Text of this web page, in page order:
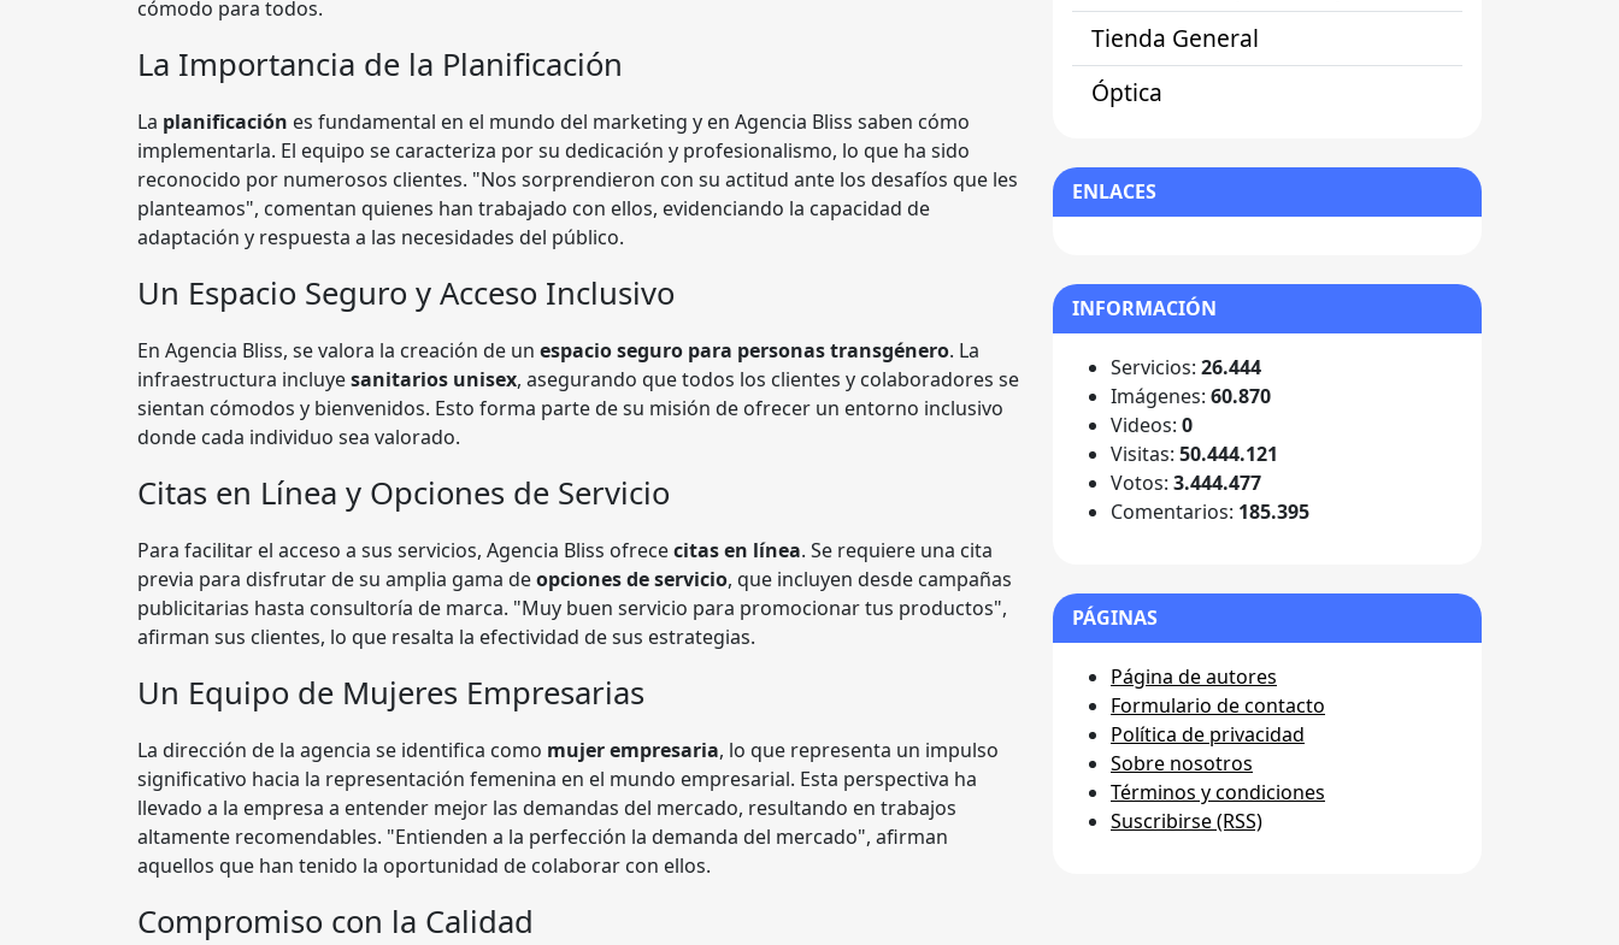
cómodo para todos.
La Importancia de la Planificación
La planificación es fundamental en el mundo del marketing y en Agencia Bliss saben cómo
implementarla. El equipo se caracteriza por su dedicación y profesionalismo, lo que ha sido
reconocido por numerosos clientes. "Nos sorprendieron con su actitud ante los desafíos que les
planteamos", comentan quienes han trabajado con ellos, evidenciando la capacidad de
adaptación y respuesta a las necesidades del público.
Un Espacio Seguro y Acceso Inclusivo
En Agencia Bliss, se valora la creación de un espacio seguro para personas transgénero. La
infraestructura incluyesanitarios unisex, asegurando que todos los clientes y colaboradores se
sientan cómodos y bienvenidos. Esto forma parte de su misión de ofrecer un entorno inclusivo
donde cada individuo sea valorado.
Citas en Línea y Opciones de Servicio
Para facilitar el acceso a sus servicios, Agencia Bliss ofrececitas en línea. Se requiere una cita
previa para disfrutar de su amplia gama deopciones de servicio, que incluyen desde campañas
publicitarias hasta consultoría de marca. "Muy buen servicio para promocionar tus productos",
afirman sus clientes, lo que resalta la efectividad de sus estrategias.
Un Equipo de Mujeres Empresarias
La dirección de la agencia se identifica como mujer empresaria, lo que representa un impulso
significativo hacia la representación femenina en el mundo empresarial. Esta perspectiva ha
llevado a la empresa a entender mejor las demandas del mercado, resultando en trabajos
altamente recomendables. "Entienden a la perfección la demanda del mercado", afirman
aquellos que han tenido la oportunidad de colaborar con ellos.
Compromiso con la Calidad
Tienda General
Óptica
ENLACES
INFORMACIÓN
Servicios: 26.444
Imágenes: 60.870
Videos: 0
Visitas: 50.444.121
Votos: 3.444.477
Comentarios: 185.395
PÁGINAS
Página de autores
Formulario de contacto
Política de privacidad
Sobre nosotros
Términos y condiciones
Suscribirse (RSS)